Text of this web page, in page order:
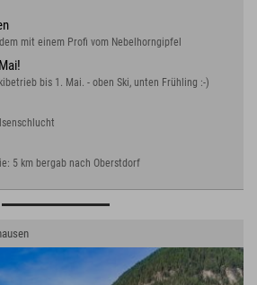
mit einem Profi vom Nebelhorngipfel
bis 1. Mai. - oben Ski, unten Frühling :-)
5 km bergab nach Oberstdorf